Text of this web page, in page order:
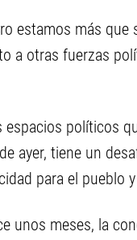
estamos más
a otras fuerzas
espacios políticos
ayer, tiene un
para el pueblo
unos meses, la